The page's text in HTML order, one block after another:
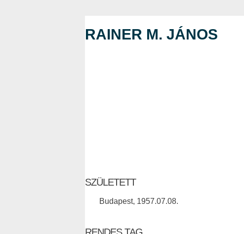
RAINER M. JÁNOS
SZÜLETETT
Budapest, 1957.07.08.